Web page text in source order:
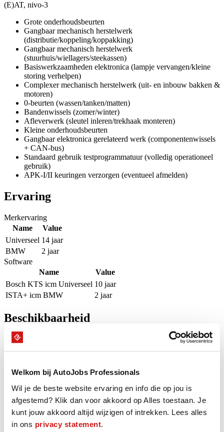
Welkom bij AutoJobs Professionals
Wil je de beste website ervaring en info die op jou is
afgestemd? Klik dan voor akkoord op Alles toestaan. Je
kunt jouw akkoord altijd wijzigen of intrekken. Lees alles
in ons privacy statement.
(E)AT, nivo-3
Grote onderhoudsbeurten
Gangbaar mechanisch herstelwerk
(distributie/koppeling/koppakking)
Gangbaar mechanisch herstelwerk
(stuurhuis/wiellagers/steekassen)
Basiswerkzaamheden elektronica (lampje vervangen/kleine
storing verhelpen)
Complexer mechanisch herstelwerk (uit- en inbouw bakken &
motoren)
0-beurten (wassen/tanken/matten)
Bandenwissels (zomer/winter)
Afleverwerk (sleutel inleren/trekhaak monteren)
Kleine onderhoudsbeurten
Gangbaar elektronica gerelateerd werk (componentenwissels
+ CAN-bus)
Standaard gebruik testprogrammatuur (volledig operationeel
gebruik)
APK-I/II keuringen verzorgen (eventueel afmelden)
Ervaring
Merkervaring
Name
Value
Universeel 14 jaar
BMW
2 jaar
Software
Name
Value
Bosch KTS icm Universeel 10 jaar
ISTA+ icm BMW
2 jaar
Beschikbaarheid
Onze Professional is de komende 16 weken beschikbaar op groen
augustus - september 2026
M D W D V Z Z
27 28 29 30 31 1
2
4 5 6 7 8
9
10 11 12 13 14 15 16